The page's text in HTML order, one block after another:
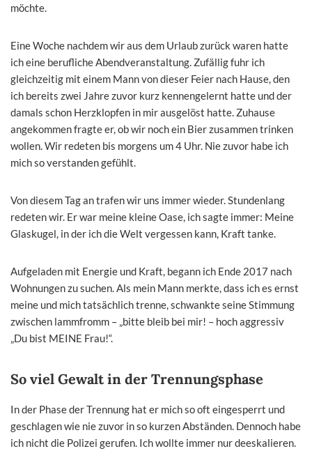
möchte.
Eine Woche nachdem wir aus dem Urlaub zurück waren hatte
ich eine berufliche Abendveranstaltung. Zufällig fuhr ich
gleichzeitig mit einem Mann von dieser Feier nach Hause, den
ich bereits zwei Jahre zuvor kurz kennengelernt hatte und der
damals schon Herzklopfen in mir ausgelöst hatte. Zuhause
angekommen fragte er, ob wir noch ein Bier zusammen trinken
wollen. Wir redeten bis morgens um 4 Uhr. Nie zuvor habe ich
mich so verstanden gefühlt.
Von diesem Tag an trafen wir uns immer wieder. Stundenlang
redeten wir. Er war meine kleine Oase, ich sagte immer: Meine
Glaskugel, in der ich die Welt vergessen kann, Kraft tanke.
Aufgeladen mit Energie und Kraft, begann ich Ende 2017 nach
Wohnungen zu suchen. Als mein Mann merkte, dass ich es ernst
meine und mich tatsächlich trenne, schwankte seine Stimmung
zwischen lammfromm – „bitte bleib bei mir! – hoch aggressiv
„Du bist MEINE Frau!“.
So viel Gewalt in der Trennungsphase
In der Phase der Trennung hat er mich so oft eingesperrt und
geschlagen wie nie zuvor in so kurzen Abständen. Dennoch habe
ich nicht die Polizei gerufen. Ich wollte immer nur deeskalieren.